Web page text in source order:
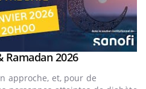
Ramadan 2026Youtube
approche, et, pour de